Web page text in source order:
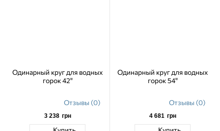
Одинарный круг для водных
горок 42"
Отзывы (0)
3 238 грн
Одинарный круг для водных
горок 54"
Отзывы (0)
4 681 грн